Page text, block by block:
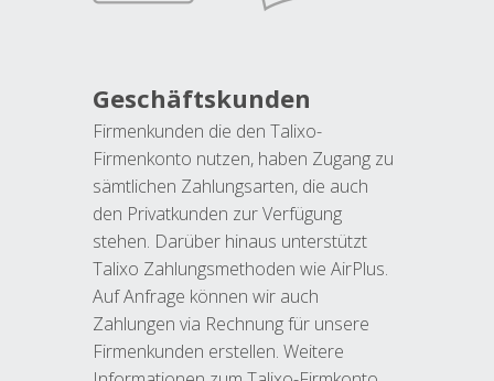
Geschäftskunden
Firmenkunden die den Talixo-
Firmenkonto nutzen, haben Zugang zu
sämtlichen Zahlungsarten, die auch
den Privatkunden zur Verfügung
stehen. Darüber hinaus unterstützt
Talixo Zahlungsmethoden wie AirPlus.
Auf Anfrage können wir auch
Zahlungen via Rechnung für unsere
Firmenkunden erstellen. Weitere